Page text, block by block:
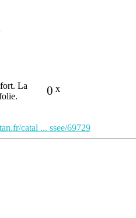
0 x
La
catal ... ssee/69729